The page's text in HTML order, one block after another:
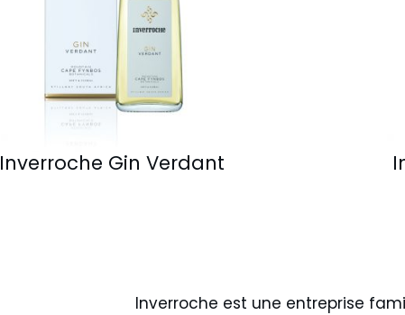
Inverroche Gin Verdant
Inverroche est une entreprise